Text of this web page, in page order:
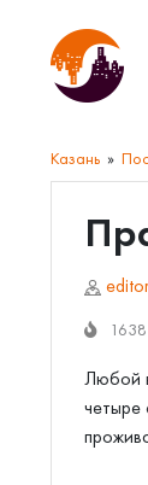
Казань
1638
Любой
четыре